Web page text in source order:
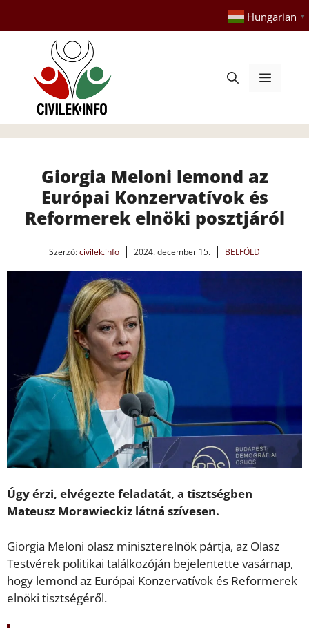
tartalomba
Hungarian ▼
Menü
Giorgia Meloni lemond az
Európai Konzervatívok és
Reformerek elnöki posztjáról
Szerző:civilek.info 2024. december 15. BELFÖLD
Úgy érzi, elvégezte feladatát, a tisztségben
Mateusz Morawieckiz látná szívesen.
Giorgia Meloni olasz miniszterelnök pártja, az Olasz
Testvérek politikai találkozóján bejelentette vasárnap,
hogy lemond az Európai Konzervatívok és Reformerek
elnöki tisztségéről.